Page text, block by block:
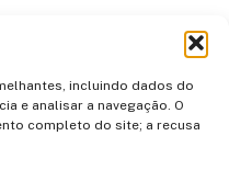
incluindo dados do
e analisar a navegação. O
completo do site; a recusa